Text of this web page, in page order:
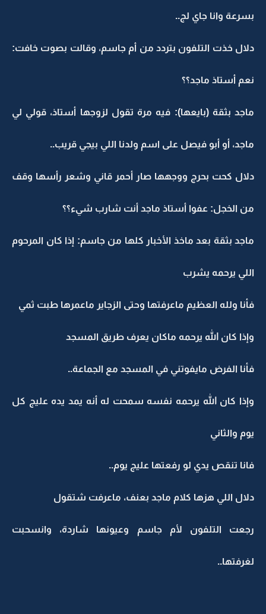
بسرعة وانا جاي لج..
دلال خذت التلفون بتردد من أم جاسم، وقالت بصوت خافت:
نعم أستاذ ماجد؟؟
ماجد بثقة (بايعها): فيه مرة تقول لزوجها أستاذ، قولي لي
ماجد، أو أبو فيصل على اسم ولدنا اللي بيجي قريب..
دلال كحت بحرج ووجهها صار أحمر قاني وشعر رأسها وقف
من الخجل: عفوا أستاذ ماجد أنت شارب شيء؟؟
ماجد بثقة بعد ماخذ الأخبار كلها من جاسم: إذا كان المرحوم
اللي يرحمه يشرب
فأنا ولله العظيم ماعرفتها وحتى الزجاير ماعمرها طبت ثمي
وإذا كان الله يرحمه ماكان يعرف طريق المسجد
فأنا الفرض مايفوتني في المسجد مع الجماعة..
وإذا كان الله يرحمه نفسه سمحت له أنه يمد يده عليج كل
يوم والثاني
فانا تنقص يدي لو رفعتها عليج يوم..
دلال اللي هزها كلام ماجد بعنف، ماعرفت شتقول
رجعت التلفون لأم جاسم وعيونها شاردة، وانسحبت
لغرفتها..